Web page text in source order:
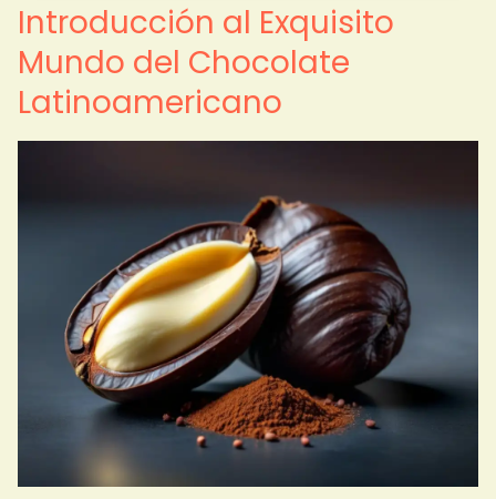
Introducción al Exquisito
Mundo del Chocolate
Latinoamericano